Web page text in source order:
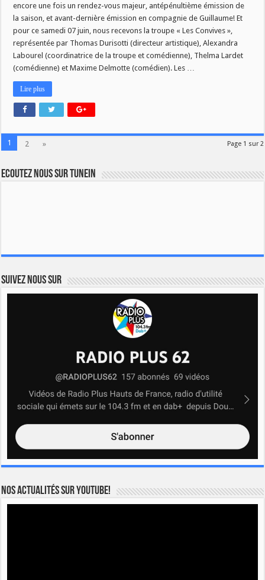
ce
samedi
7
juin:
La
troupe
« Les
encore une fois un rendez-vous majeur, antépénultième émission de
la saison, et avant-dernière émission en compagnie de Guillaume! Et
pour ce samedi 07 juin, nous recevons la troupe « Les Convives »,
représentée par Thomas Durisotti (directeur artistique), Alexandra
Labourel (coordinatrice de la troupe et comédienne), Thelma Lardet
(comédienne) et Maxime Delmotte (comédien). Les …
Lire plus
Page 1 sur 2
1 2 »
Ecoutez nous sur TuneIn
Suivez nous sur
Nos actualités sur YOUTUBE!